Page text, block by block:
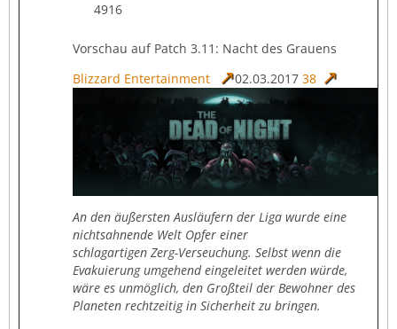
4916
Vorschau auf Patch 3.11: Nacht des Grauens
Blizzard Entertainment
02.03.2017 38
An den äußersten Ausläufern der Liga wurde eine
nichtsahnende Welt Opfer einer
schlagartigen Zerg-Verseuchung. Selbst wenn die
Evakuierung umgehend eingeleitet werden würde,
wäre es unmöglich, den Großteil der Bewohner des
Planeten rechtzeitig in Sicherheit zu bringen.